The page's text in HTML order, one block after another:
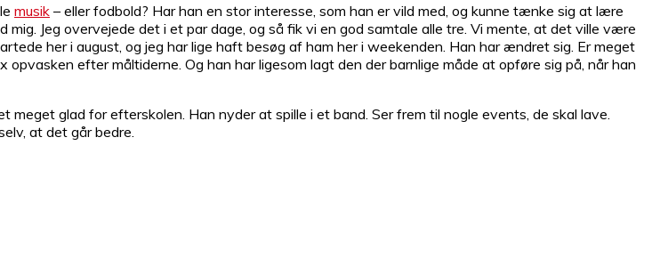
musik – eller fodbold? Har han en stor interesse, som han er vild med, og kunne tænke sig at lære
Jeg overvejede det i et par dage, og så fik vi en god samtale alle tre. Vi mente, at det ville være
her i august, og jeg har lige haft besøg af ham her i weekenden. Han har ændret sig. Er meget
efter måltiderne. Og han har ligesom lagt den der barnlige måde at opføre sig på, når han
glad for efterskolen. Han nyder at spille i et band. Ser frem til nogle events, de skal lave.
at det går bedre.